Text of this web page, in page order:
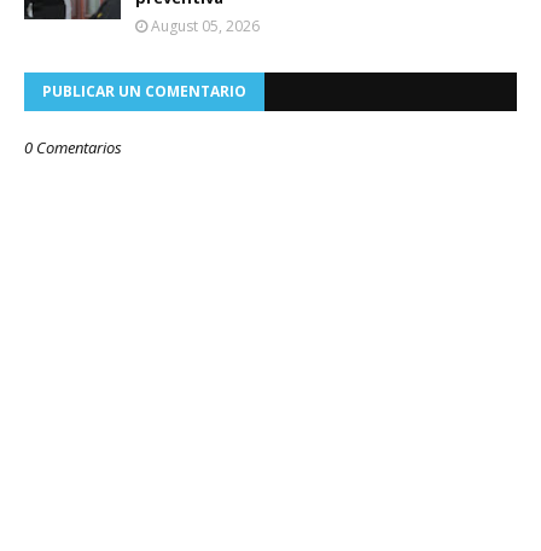
August 05, 2026
PUBLICAR UN COMENTARIO
0 Comentarios